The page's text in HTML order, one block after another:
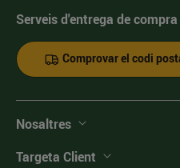
Serveis d'entrega de
Comprovar el codi
Nosaltres
Targeta Client